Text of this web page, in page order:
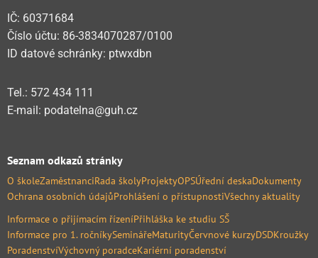
IČ: 60371684
Číslo účtu: 86-3834070287/0100
ID datové schránky: ptwxdbn
Tel.: 572 434 111
E-mail: podatelna@guh.cz
Seznam odkazů stránky
O školeZaměstnanciRada školyProjektyOPSÚřední deskaDokumenty
Ochrana osobních údajůProhlášení o přístupnostiVšechny aktuality
Informace o přijímacím řízeníPřihláška ke studiu SŠ
Informace pro 1. ročníkySeminářeMaturityČervnové kurzyDSDKroužky
PoradenstvíVýchovný poradceKariérní poradenství